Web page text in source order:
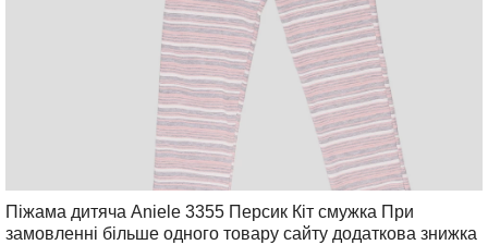
Піжама дитяча Aniele 3355 Персик Кіт смужка При
замовленні більше одного товару сайту додаткова знижка